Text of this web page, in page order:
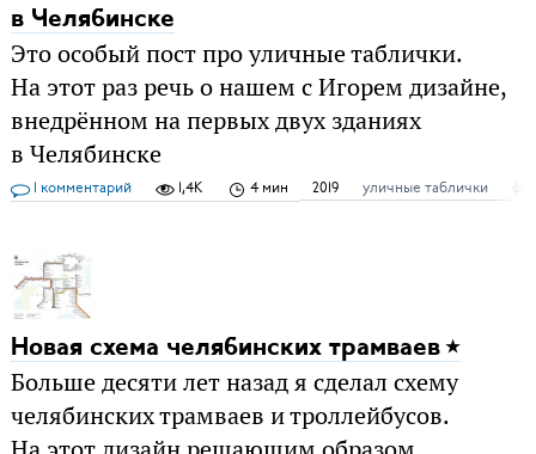
в Челябинске
Это особый пост про уличные таблички.
На этот раз речь о нашем с Игорем дизайне,
внедрённом на первых двух зданиях
в Челябинске
1 комментарий 1,4K 4 мин 2019 уличные таблички
Новая схема челябинских трамваев
Больше десяти лет назад я сделал схему
челябинских трамваев и троллейбусов.